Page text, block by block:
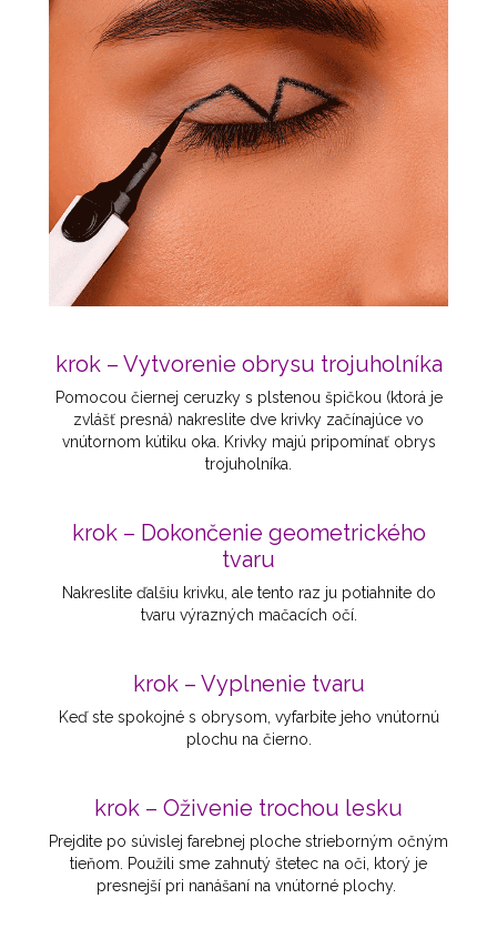
krok – Vytvorenie obrysu trojuholníka
Pomocou čiernej ceruzky s plstenou špičkou (ktorá je
zvlášť presná) nakreslite dve krivky začínajúce vo
vnútornom kútiku oka. Krivky majú pripomínať obrys
trojuholníka.
krok – Dokončenie geometrického
tvaru
Nakreslite ďalšiu krivku, ale tento raz ju potiahnite do
tvaru výrazných mačacích očí.
krok – Vyplnenie tvaru
Keď ste spokojné s obrysom, vyfarbite jeho vnútornú
plochu na čierno.
krok – Oživenie trochou lesku
Prejdite po súvislej farebnej ploche strieborným očným
tieňom. Použili sme zahnutý štetec na oči, ktorý je
presnejší pri nanášaní na vnútorné plochy.